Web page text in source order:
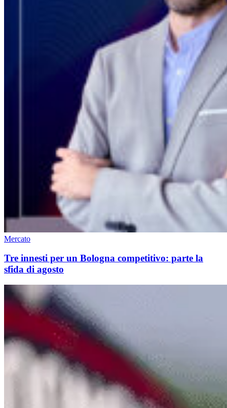
Mercato
Tre innesti per un Bologna competitivo: parte la
sfida di agosto